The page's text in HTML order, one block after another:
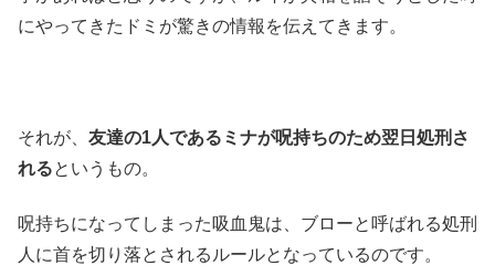
にやってきたドミが驚きの情報を伝えてきます。
それが、 友達の1人であるミナが呪持ちのため翌日処刑さ
れるというもの。
呪持ちになってしまった吸血鬼は、ブローと呼ばれる処刑
人に首を切り落とされるルールとなっているのです。